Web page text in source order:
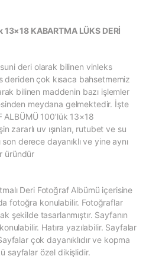
13×18 KABARTMA LÜKS DERİ
deri olarak bilinen vinleks
deriden çok kısaca bahsetmemiz
bilinen maddenin bazı işlemler
meydana gelmektedir. İşte
ALBÜMÜ 100’lük 13×18
zararlı uv ışınları, rutubet ve su
derece dayanıklı ve yine aynı
üründür
Deri Fotoğraf Albümü içerisine
fotoğra konulabilir. Fotoğraflar
şekilde tasarlanmıştır. Sayfanın
Hatıra yazılabilir. Sayfalar
çok dayanıklıdır ve kopma
sayfalar özel dikişlidir.